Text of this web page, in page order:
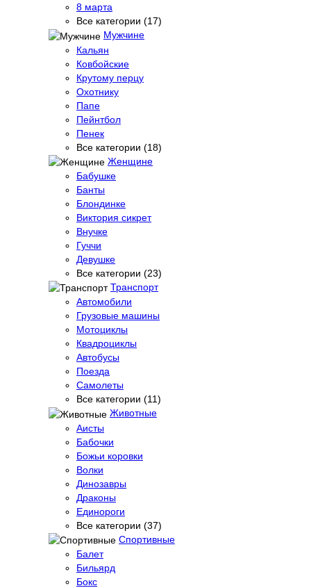
8 марта
Все категории (17)
Мужчине
Кальян
Ковбойские
Крутому перцу
Охотнику
Папе
Пейнтбол
Пенек
Все категории (18)
Женщине
Бабушке
Банты
Блондинке
Виктория сикрет
Внучке
Гуччи
Девушке
Все категории (23)
Транспорт
Автомобили
Грузовые машины
Мотоциклы
Квадроциклы
Автобусы
Поезда
Самолеты
Все категории (11)
Животные
Аисты
Бабочки
Божьи коровки
Волки
Динозавры
Драконы
Единороги
Все категории (37)
Спортивные
Балет
Бильярд
Бокс